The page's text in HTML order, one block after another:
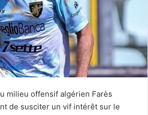
milieu offensif algérien Farès
de susciter un vif intérêt sur le